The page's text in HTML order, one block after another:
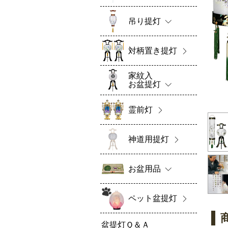
吊り提灯
対柄置き提灯
家紋入
お盆提灯
霊前灯
神道用提灯
お盆用品
ペット盆提灯
盆提灯Ｑ＆Ａ